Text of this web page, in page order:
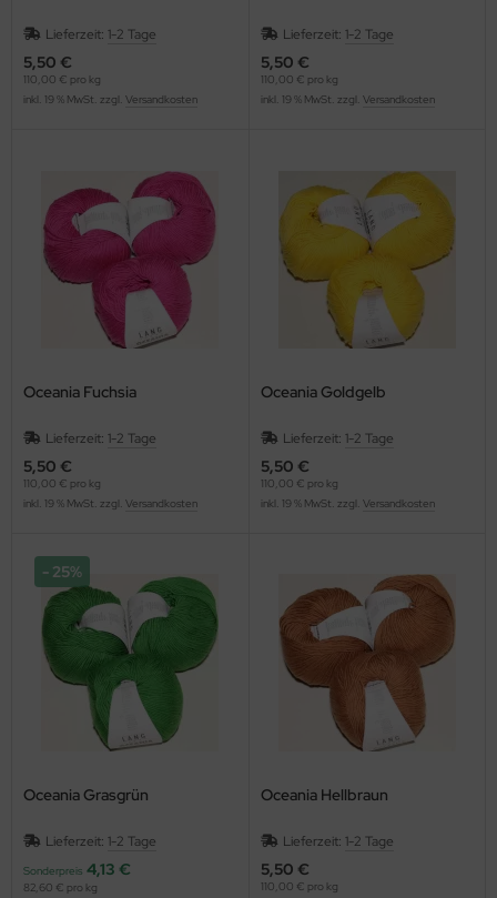
Lieferzeit: 1-2 Tage
5,50 €
110,00 € pro kg
inkl. 19 % MwSt. zzgl. Versandkosten
Lieferzeit: 1-2 Tage
5,50 €
110,00 € pro kg
inkl. 19 % MwSt. zzgl. Versandkosten
Oceania Fuchsia
Lieferzeit: 1-2 Tage
5,50 €
110,00 € pro kg
inkl. 19 % MwSt. zzgl. Versandkosten
Oceania Goldgelb
Lieferzeit: 1-2 Tage
5,50 €
110,00 € pro kg
inkl. 19 % MwSt. zzgl. Versandkosten
Oceania Grasgrün
Lieferzeit: 1-2 Tage
Sonderpreis 4,13 €
25%
82,60 € pro kg
Oceania Hellbraun
Lieferzeit: 1-2 Tage
5,50 €
110,00 € pro kg